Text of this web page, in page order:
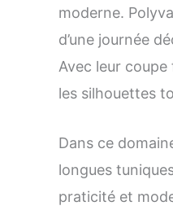
moderne.
d’une journée
Avec leur
les silhouettes
Dans ce
longues
praticité et